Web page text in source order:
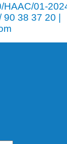
HAAC/01-
90 38 37 20 |